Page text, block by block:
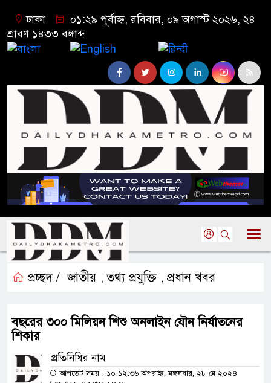
ঢাকা
০১:২৯ পূর্বাহ্ন, রবিবার, ০৯ অগাস্ট ২০২৬, ২৪
শ্রাবণ ১৪৩৩ বঙ্গাব্দ
প্রচ্ছদ / জাতীয় ,তথ্য প্রযুক্তি , প্রধান খবর
বছরের ৩০০ মিলিয়ন শিশু অনলাইন যৌন নির্যাতনের
শিকার
প্রতিনিধির নাম
আপডেট সময় : ১০:১২:৩৬ অপরাহ্ন, মঙ্গলবার, ২৮ মে ২০২৪